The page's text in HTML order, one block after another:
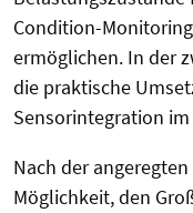
Condition-
ermöglichen. In der
die praktische
Sensorintegration
Nach der
Möglichkeit, den